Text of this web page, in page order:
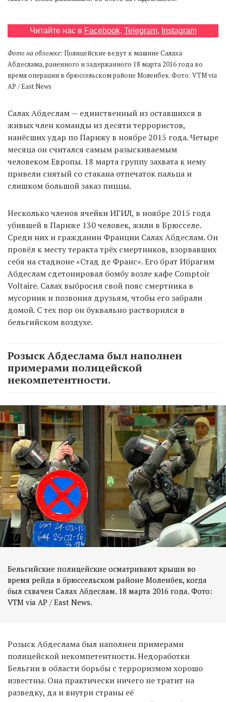
Читайте нас в Facebook, Telegram, Instagram
Фото на обложке:Полицейские ведут к машине Салаха
Абдеслама, раненного и задержанного 18 марта 2016 года во
время операции в брюссельском районе Моленбек. Фото: VTM via
AP / East News
Салах Абдеслам — единственный из оставшихся в
живых член команды из десяти террористов,
нанёсших удар по Парижу в ноябре 2015 года. Четыре
месяца он считался самым разыскиваемым
человеком Европы. 18 марта группу захвата к нему
привели снятый со стакана отпечаток пальца и
слишком большой заказ пиццы.
Несколько членов ячейки ИГИЛ, в ноябре 2015 года
убившей в Париже 130 человек, жили в Брюсселе.
Среди них и гражданин Франции Салах Абдеслам. Он
провёл к месту теракта трёх смертников, взорвавших
себя на стадионе «Стад де Франс». Его брат Ибрагим
Абдеслам сдетонировал бомбу возле кафе Comptoir
Voltaire. Салах выбросил свой пояс смертника в
мусорник и позвонил друзьям, чтобы его забрали
домой. С тех пор он буквально растворился в
бельгийском воздухе.
Розыск Абдеслама был наполнен
примерами полицейской
некомпетентности.
Бельгийские полицейские осматривают крыши во
время рейда в брюссельском районе Моленбек, когда
был схвачен Салах Абдеслам. 18 марта 2016 года. Фото:
VTM via AP / East News.
Розыск Абдеслама был наполнен примерами
полицейской некомпетентности. Недоработки
Бельгии в области борьбы с терроризмом хорошо
известны. Она практически ничего не тратит на
разведку, да и внутри страны её